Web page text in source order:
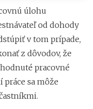
úlohu
od dohody
v tom prípade,
z dôvodov, že
pracovné
sa môže